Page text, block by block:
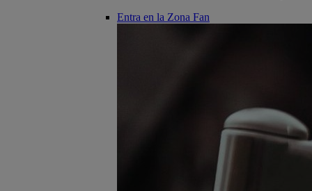
Entra en la Zona Fan